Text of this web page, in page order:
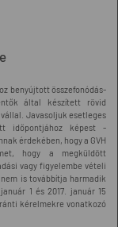
benyújtott összefonódás-
által készített rövid
Javasoljuk esetleges
időpontjához képest -
érdekében, hogy a GVH
hogy a megküldött
vagy figyelembe vételi
is továbbítja harmadik
1 és 2017. január 15
kérelmekre vonatkozó